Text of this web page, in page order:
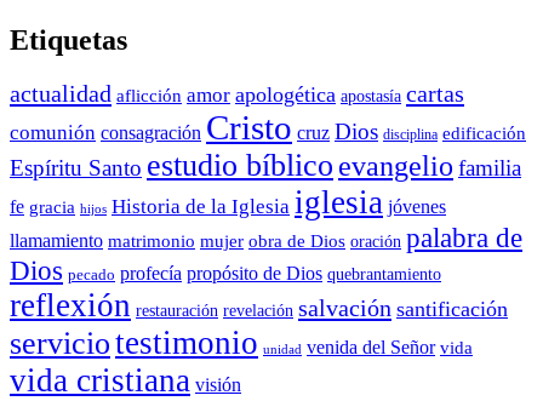
Etiquetas
actualidad aflicción amor apologética apostasía cartas
comunión consagración Cristo cruz Dios disciplina edificación
Espíritu Santo estudio bíblico evangelio familia
fe gracia hijos Historia de la Iglesia iglesia jóvenes
llamamiento matrimonio mujer obra de Dios oración palabra de
Dios pecado profecía propósito de Dios quebrantamiento
reflexión restauración revelación salvación santificación
serviciotestimonio unidad venida del Señor vida
vida cristiana visión